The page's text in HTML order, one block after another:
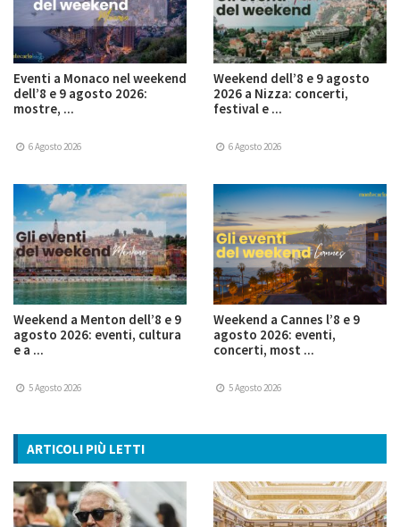
Eventi a Monaco nel weekend
dell’8 e 9 agosto 2026:
mostre, ...
6 Agosto 2026
Weekend dell’8 e 9 agosto
2026 a Nizza: concerti,
festival e ...
6 Agosto 2026
Weekend a Menton dell’8 e 9
agosto 2026: eventi, cultura
e a ...
5 Agosto 2026
Weekend a Cannes l’8 e 9
agosto 2026: eventi,
concerti, most ...
5 Agosto 2026
ARTICOLI PIÙ LETTI